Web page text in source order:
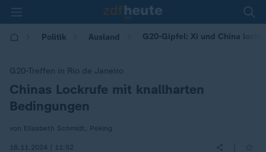
Politik Ausland G20-Gipfel: Xi und China
G20-Treffen in Rio de Janeiro
:
Chinas Lockrufe mit knallharten
Bedingungen
von Elisabeth Schmidt, Peking
18.11.2024 | 11:52